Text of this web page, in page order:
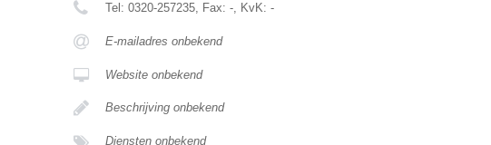
Tel: 0320-257235, Fax: -, KvK: -
E-mailadres onbekend
Website onbekend
Beschrijving onbekend
Diensten onbekend